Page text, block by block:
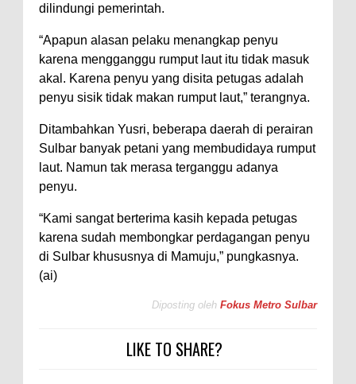
dilindungi pemerintah.
“Apapun alasan pelaku menangkap penyu
karena mengganggu rumput laut itu tidak masuk
akal. Karena penyu yang disita petugas adalah
penyu sisik tidak makan rumput laut,” terangnya.
Ditambahkan Yusri, beberapa daerah di perairan
Sulbar banyak petani yang membudidaya rumput
laut. Namun tak merasa terganggu adanya
penyu.
“Kami sangat berterima kasih kepada petugas
karena sudah membongkar perdagangan penyu
di Sulbar khususnya di Mamuju,” pungkasnya.
(ai)
Diposting oleh Fokus Metro Sulbar
LIKE TO SHARE?